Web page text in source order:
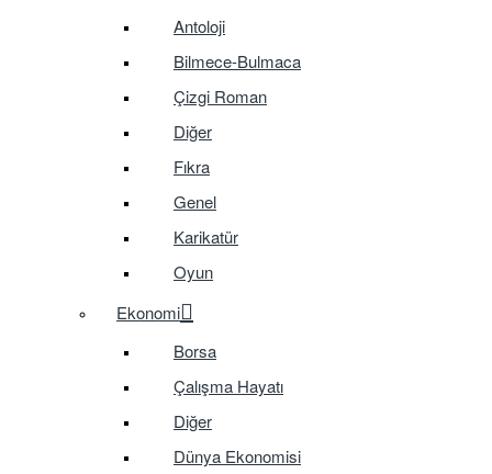
Antoloji
Bilmece-Bulmaca
Çizgi Roman
Diğer
Fıkra
Genel
Karikatür
Oyun
Ekonomi
Borsa
Çalışma Hayatı
Diğer
Dünya Ekonomisi